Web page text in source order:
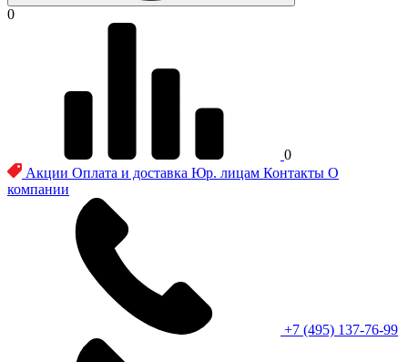
0
0
Акции Оплата и доставка Юр. лицам Контакты О
компании
+7 (495) 137-76-99